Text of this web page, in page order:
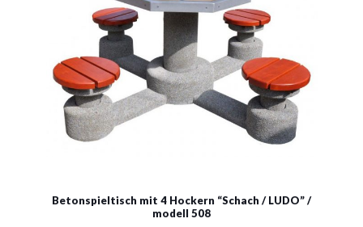
Betonspieltisch mit 4 Hockern “Schach / LUDO” /
modell 508